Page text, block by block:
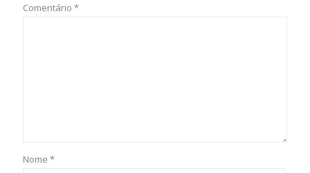
Comentário *
Nome *